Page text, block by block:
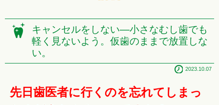
キャンセルをしない―小さなむし歯でも
軽く見ないよう。仮歯のままで放置しな
い。
2023.10.07
先日歯医者に行くのを忘れてしまっ